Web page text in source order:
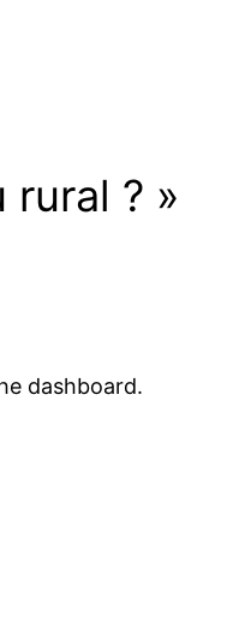
? »
dashboard.